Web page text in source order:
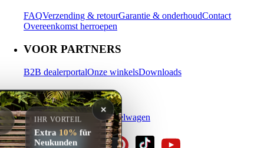
FAQVerzending & retourGarantie & onderhoudContact
Overeenkomst herroepen
VOOR PARTNERS
B2B dealerportalOnze winkelsDownloads
MIJN ACCOUNT
InloggenRegistrerenWinkelwagen
✕
IHR VORTEIL
Extra 10% für
Neukunden